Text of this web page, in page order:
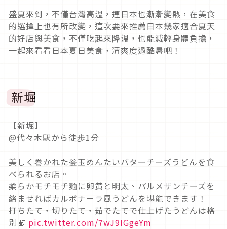
盛夏來到，不僅台灣高溫，連日本也漸漸變熱，在美食
的選擇上也有所改變，這次要來推薦日本幾家適合夏天
的好店與美食，不僅吃起來降溫，也能減輕身體負擔，
一起來看看日本夏日美食，清爽度過酷暑吧！
新堀
【新堀】
@代々木駅から徒歩1分
美しく巻かれた釡玉めんたいバターチーズうどんを食
べられるお店。
柔らかモチモチ麺に卵黄と明太、パルメザンチーズを
絡ませればカルボナーラ風うどんを堪能できます！
打ちたて・切りたて・茹でたてで仕上げたうどんは格
別🍝 pic.twitter.com/7wJ9IGgeYm